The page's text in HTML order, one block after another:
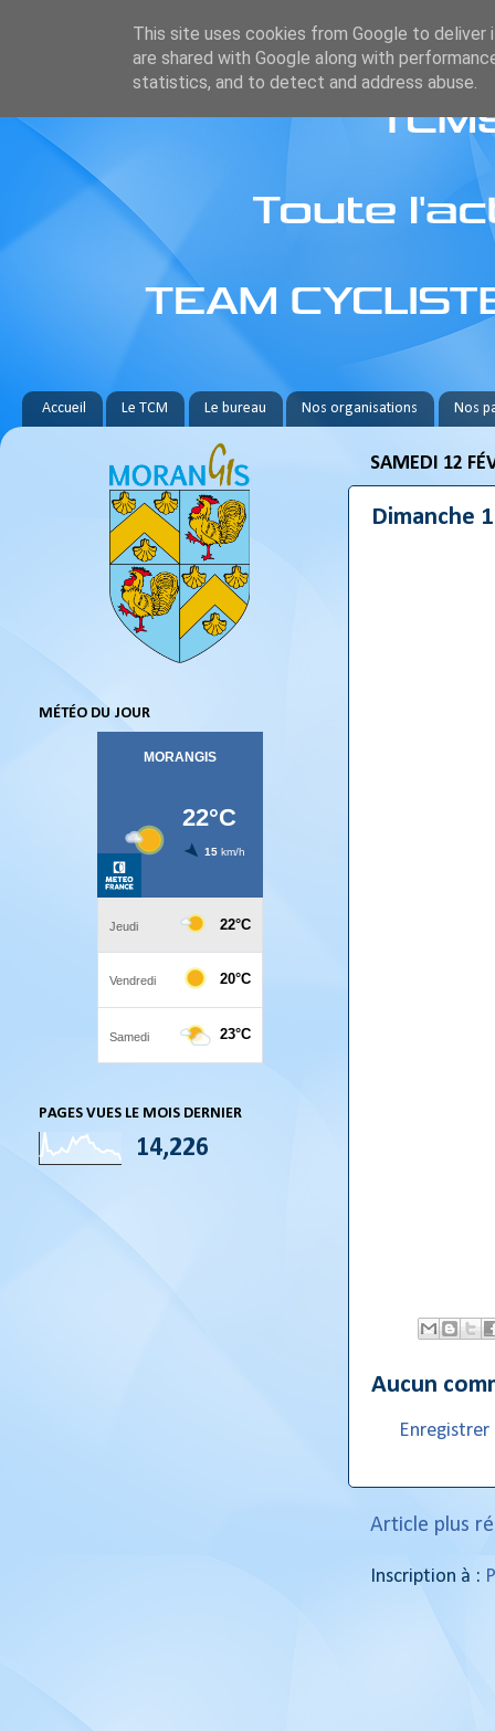
Accueil Le TCM Le bureau Nos organisations Nos
SAMEDI 12
Dimanche
Aucun
Article plus
Inscription à :
MÉTÉO DU JOUR
PAGES VUES LE MOIS DERNIER
14,226
This site uses cookies from Google to deliver
are shared with Google along with
statistics, and to detect and address abuse.